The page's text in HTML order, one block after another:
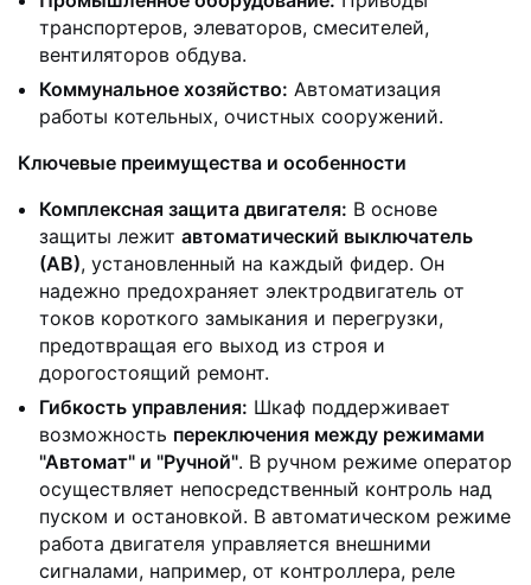
транспортеров, элеваторов, смесителей,
вентиляторов обдува.
Коммунальное хозяйство: Автоматизация
работы котельных, очистных сооружений.
Ключевые преимущества и особенности
Комплексная защита двигателя: В основе
защиты лежит автоматический выключатель
(АВ), установленный на каждый фидер. Он
надежно предохраняет электродвигатель от
токов короткого замыкания и перегрузки,
предотвращая его выход из строя и
дорогостоящий ремонт.
Гибкость управления: Шкаф поддерживает
возможность переключения между режимами
"Автомат" и "Ручной". В ручном режиме оператор
осуществляет непосредственный контроль над
пуском и остановкой. В автоматическом режиме
работа двигателя управляется внешними
сигналами, например, от контроллера, реле